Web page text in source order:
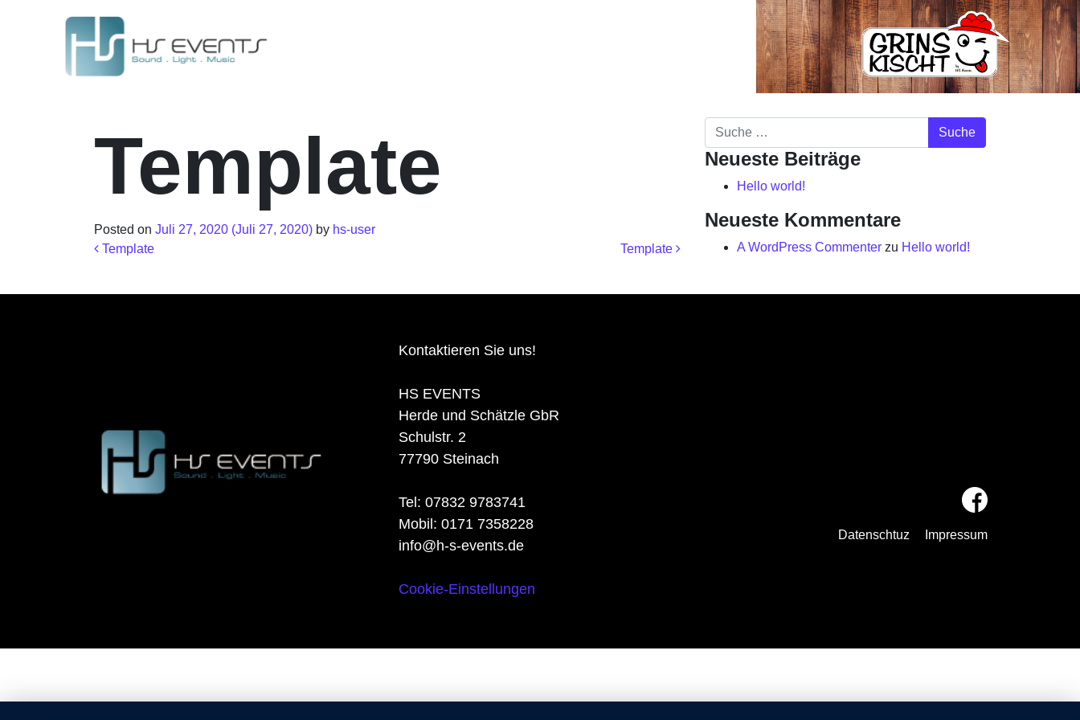
Template
Posted on Juli 27, 2020 (Juli 27, 2020) by hs-user
Beitrags-Navigation
Template Template
Suche
Neueste Beiträge
Hello world!
Neueste Kommentare
A WordPress Commenter zu Hello world!
Kontaktieren Sie uns!
HS EVENTS
Herde und Schätzle GbR
Schulstr. 2
77790 Steinach
Tel: 07832 9783741
Mobil: 0171 7358228
info@h-s-events.de
Cookie-Einstellungen
Impressum
Datenschtuz